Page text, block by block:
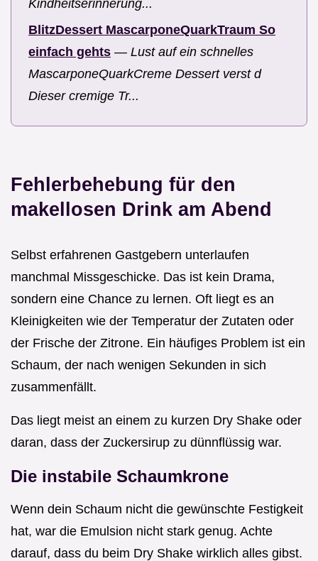
Kindheitserinnerung...
BlitzDessert MascarponeQuarkTraum So
einfach gehts — Lust auf ein schnelles
MascarponeQuarkCreme Dessert verst d
Dieser cremige Tr...
Fehlerbehebung für den
makellosen Drink am Abend
Selbst erfahrenen Gastgebern unterlaufen
manchmal Missgeschicke. Das ist kein Drama,
sondern eine Chance zu lernen. Oft liegt es an
Kleinigkeiten wie der Temperatur der Zutaten oder
der Frische der Zitrone. Ein häufiges Problem ist ein
Schaum, der nach wenigen Sekunden in sich
zusammenfällt.
Das liegt meist an einem zu kurzen Dry Shake oder
daran, dass der Zuckersirup zu dünnflüssig war.
Die instabile Schaumkrone
Wenn dein Schaum nicht die gewünschte Festigkeit
hat, war die Emulsion nicht stark genug. Achte
darauf, dass du beim Dry Shake wirklich alles gibst.